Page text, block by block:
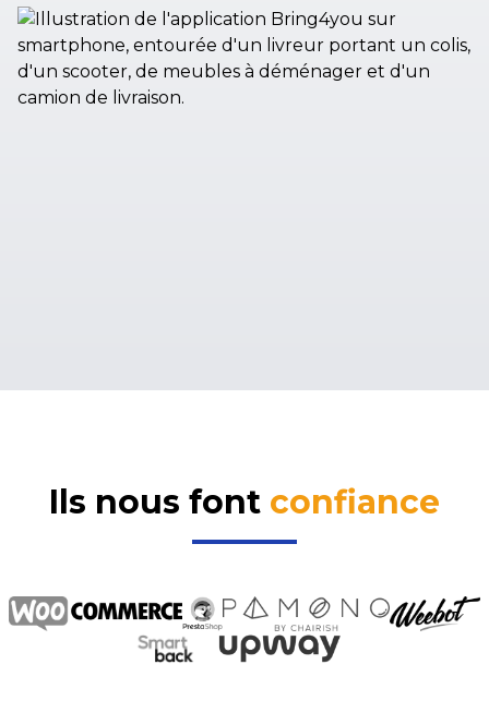
Ils nous font confiance